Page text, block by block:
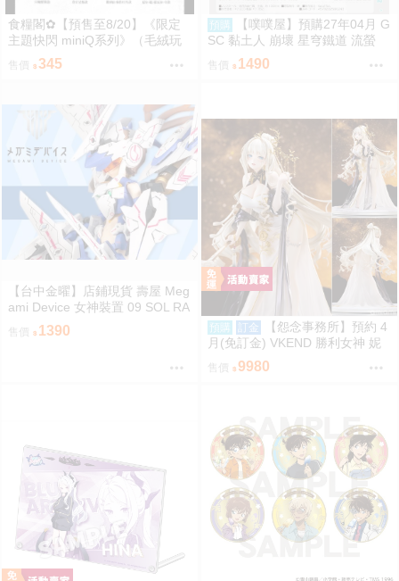
食糧閣✿【預售至8/20】《限定
主題快閃 miniQ系列》（毛絨玩
偶）惡靈剋星／幻影敢死隊／主
題快閃／宍喰野虎落／是岸遊人
售價 345
預購
【噗噗屋】預購27年04月 G
SC 黏土人 崩壞 星穹鐵道 流螢
免訂金
售價 1490
【台中金曜】店鋪現貨 壽屋 Meg
ami Device 女神裝置 09 SOL RA
PTOR 白梟 猛禽 組裝模型
售價 1390 預購 訂金
【怨念事務所】預約 4
月(免訂金) VKEND 勝利女神 妮
姬 皇冠 榮耀之花 1/4 附特典 101
售價 9980